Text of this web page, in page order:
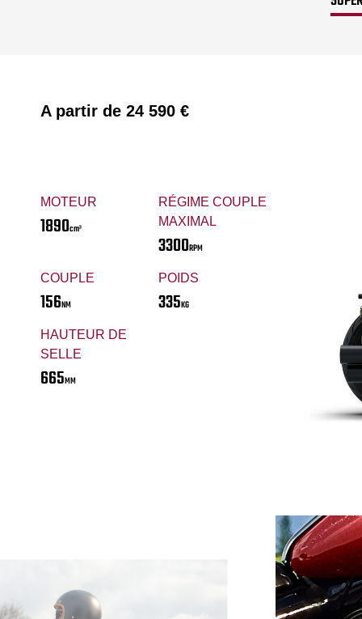
A partir de 24 590 €
MOTEUR
1890cm³
RÉGIME COUPLE
MAXIMAL
3300RPM
COUPLE
156NM
POIDS
335KG
HAUTEUR DE
SELLE
665MM